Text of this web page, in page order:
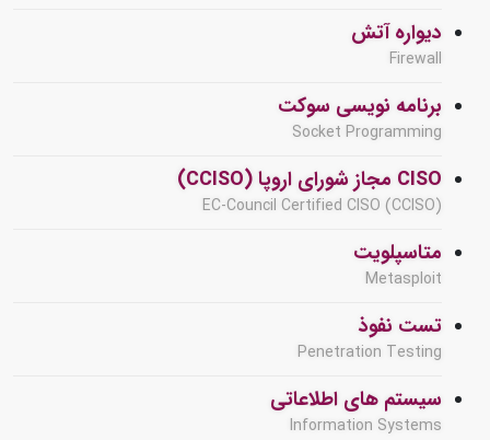
دیواره آتش
Firewall
برنامه نویسی سوکت
Socket Programming
CISO مجاز شورای اروپا (CCISO)
EC-Council Certified CISO (CCISO)
متاسپلویت
Metasploit
تست نفوذ
Penetration Testing
سیستم های اطلاعاتی
Information Systems